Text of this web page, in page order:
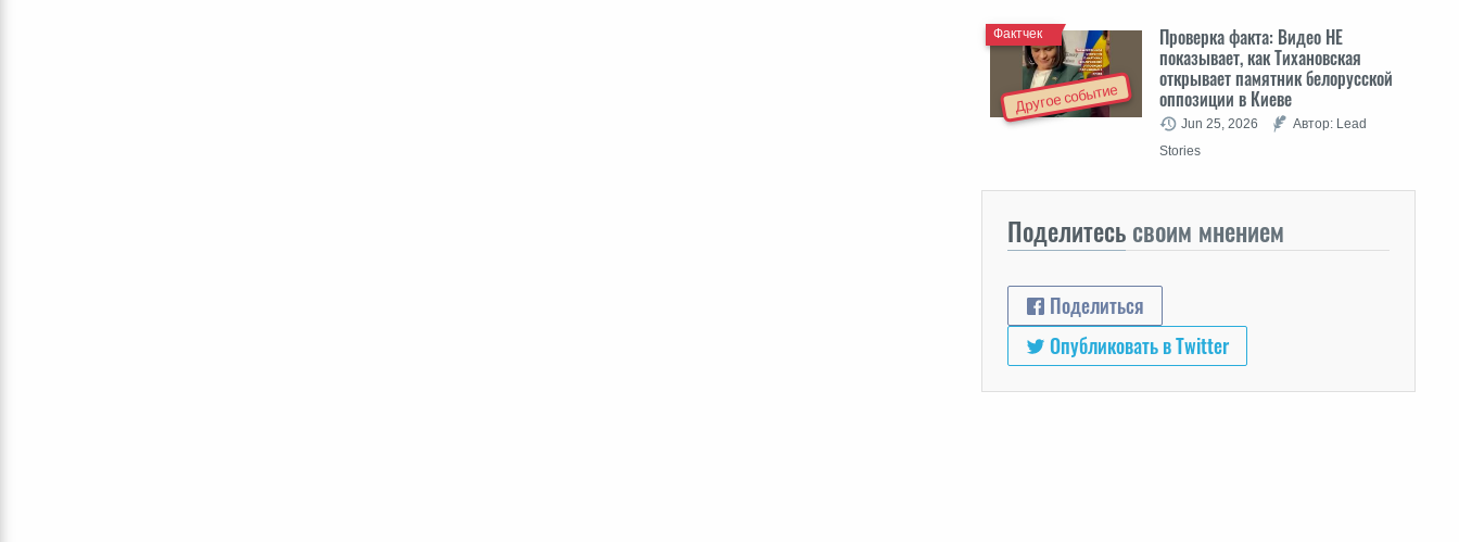
Другое событие
Проверка факта: Видео НЕ
показывает, как Тихановская
открывает памятник белорусской
оппозиции в Киеве
Фактчек
Jun 25, 2026
Автор: Lead
Stories
Поделитесь своим мнением
Поделиться
Опубликовать в Twitter